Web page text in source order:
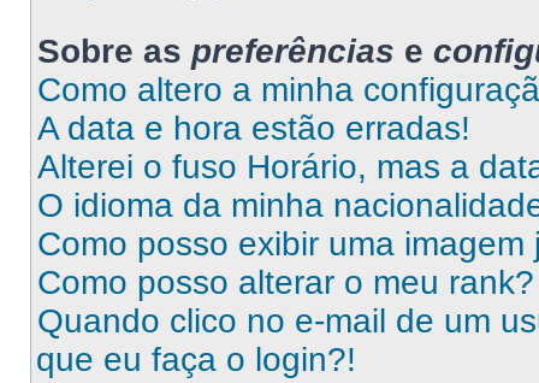
Sobre as preferências e
Como altero a minha
A data e hora estão erradas!
Alterei o fuso Horário, mas a
O idioma da minha
Como posso exibir uma
Como posso alterar o meu rank?
Quando clico no e-mail de um
que eu faça o login?!